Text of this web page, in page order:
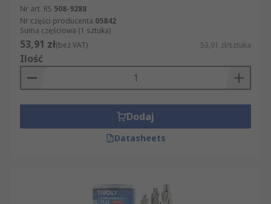
Nr art. RS 508-9288
Nr części producenta 05842
Suma częściowa (1 sztuka)
53,91 zł(bez VAT) 53,91 zł/sztuka
Ilość
Dodaj
Datasheets